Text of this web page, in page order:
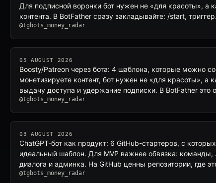
Для подписной воронки бот нужен не «для красоты», а
контента. В BotFather сразу закладывайте: /start,
@tgbots_money_radar
05 AUGUST 2026
Boosty/Patreon через бота: 4 шаблона, которые можно
монетизируете контент, бот нужен не «для красоты», а
выдачу доступа и удержание подписки. В BotFather
@tgbots_money_radar
03 AUGUST 2026
ChatGPT-бот как продукт: 6 GitHub-стартеров, с
идеальный шаблон. Для MVP важнее обвязка: команды,
диалога и админка. На GitHub ценны репозитории, где
@tgbots_money_radar